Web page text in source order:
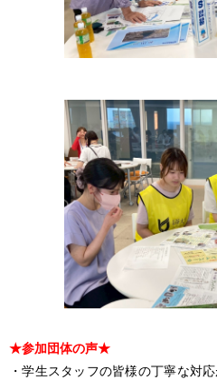
★参加団体の声★
・学生スタッフの皆様の丁寧な対